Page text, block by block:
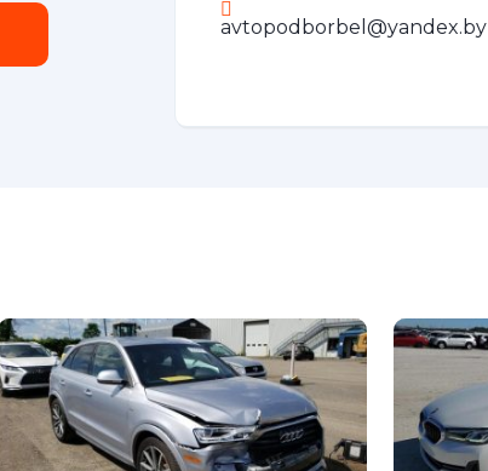
avtopodborbel@yandex.by